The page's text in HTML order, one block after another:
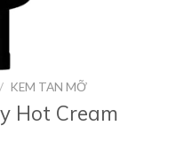
/ KEM TAN MỠ
Hot Cream